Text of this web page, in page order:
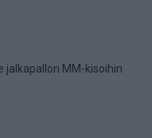
jalkapallon MM-kisoihin